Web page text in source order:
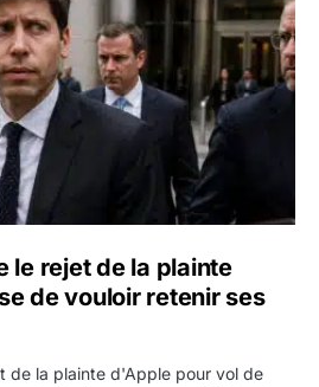
le rejet de la plainte
de vouloir retenir ses
de la plainte d'Apple pour vol de